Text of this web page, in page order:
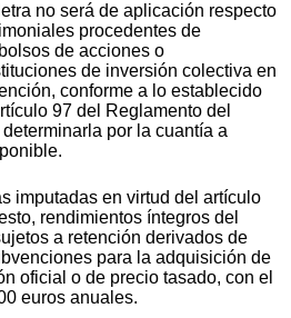
no será de aplicación respecto
procedentes de
de acciones o
de inversión colectiva en
conforme a lo establecido
97 del Reglamento del
por la cuantía a
imputadas en virtud del artículo
rendimientos íntegros del
a retención derivados de
para la adquisición de
oficial o de precio tasado, con el
euros anuales.